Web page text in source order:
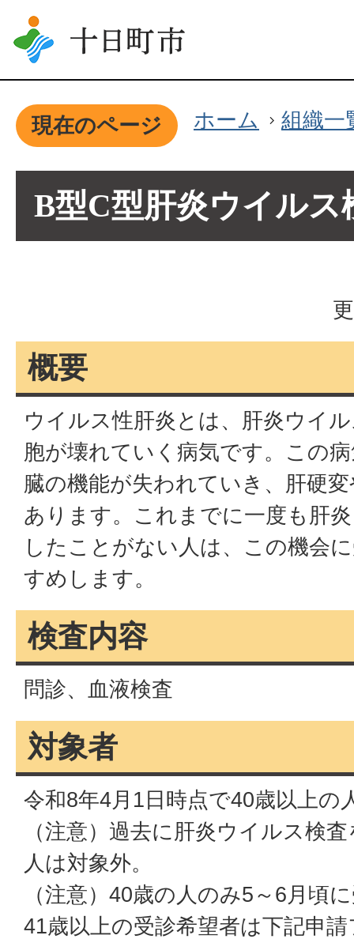
現在のページ ホーム 組織一
B型C型肝炎ウイルス
概要
ウイルス性肝炎とは、肝炎ウイ
胞が壊れていく病気です。この
臓の機能が失われていき、肝硬
あります。これまでに一度も肝
したことがない人は、この機会
すめします。
検査内容
問診、血液検査
対象者
令和8年4月1日時点で40歳以上の
（注意）過去に肝炎ウイルス検
人は対象外。
（注意）40歳の人のみ5～6月頃
41歳以上の受診希望者は下記申